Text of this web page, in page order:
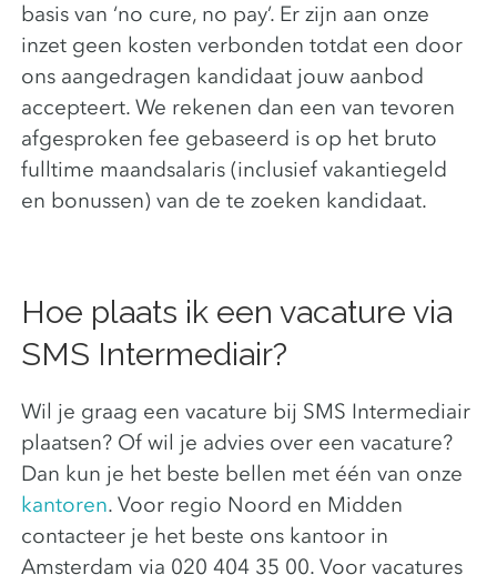
basis van ‘no cure, no pay’. Er zijn aan onze
inzet geen kosten verbonden totdat een door
ons aangedragen kandidaat jouw aanbod
accepteert. We rekenen dan een van tevoren
afgesproken fee gebaseerd is op het bruto
fulltime maandsalaris (inclusief vakantiegeld
en bonussen) van de te zoeken kandidaat.
Hoe plaats ik een vacature via
SMS Intermediair?
Wil je graag een vacature bij SMS Intermediair
plaatsen? Of wil je advies over een vacature?
Dan kun je het beste bellen met één van onze
kantoren. Voor regio Noord en Midden
contacteer je het beste ons kantoor in
Amsterdam via 020 404 35 00. Voor vacatures